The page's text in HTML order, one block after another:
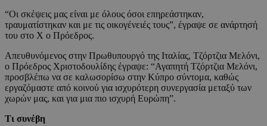
“Οι σκέψεις μας είναι με όλους όσοι επηρεάστηκαν,
τραυματίστηκαν και με τις οικογένειές τους”, έγραψε σε ανάρτησή
του στο Χ ο Πρόεδρος.
Απευθυνόμενος στην Πρωθυπουργό της Ιταλίας, Τζόρτζια Μελόνι,
ο Πρόεδρος Χριστοδουλίδης έγραψε: “Αγαπητή Τζόρτζια Μελόνι,
προσβλέπω να σε καλωσορίσω στην Κύπρο σύντομα, καθώς
εργαζόμαστε από κοινού για ισχυρότερη συνεργασία μεταξύ των
χωρών μας, και για μια πιο ισχυρή Ευρώπη”.
Τι συνέβη